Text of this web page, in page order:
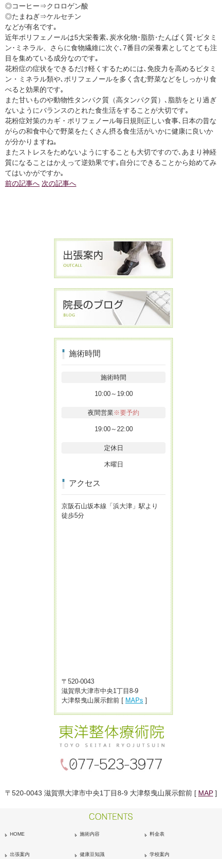
◎コーヒー⇒クロロゲン酸
◎たまねぎ⇒ケルセチン
などが有名です｡
近年ポリフェノールは5大栄養素､炭水化物･脂肪･たんぱく質･ビタミ
ン･ミネラル、さらに食物繊維に次ぐ､7番目の栄養素としてとても注
目を集めている成分なのです｡
花粉症の症状をできるだけ軽くするためには､免疫力を高めるビタミ
ン・ミネラル類や､ポリフェノールを多く含む野菜などをしっかり食
べると効果的です｡
また甘いものや動物性タンパク質（高タンパク質）､脂肪をとり過ぎ
ないようにバランスのとれた食生活をすることが大切です｡
花粉症対策のカギ・ポリフェノール毎日規則正しい食事､日本の昔な
がらの和食中心で野菜をたくさん摂る食生活がいかに健康に良いか
が分かりますね｡
またストレスをためないようにすることも大切ですので､あまり神経
質になることはかえって逆効果です｡自分にできることから始めてみ
てはいかがですか｡
前の記事へ 次の記事へ
施術時間
施術時間
10:00～19:00
夜間営業 ※要予約
19:00～22:00
定休日
木曜日
アクセス
京阪石山坂本線「浜大津」駅より
徒歩5分
〒520-0043
滋賀県大津市中央1丁目8-9
大津祭曳山展示館前 [ MAPs ]
〒520-0043 滋賀県大津市中央1丁目8-9 大津祭曳山展示館前 [ MAP ]
HOME 施術内容 料金表
出張案内 健康豆知識 学校案内